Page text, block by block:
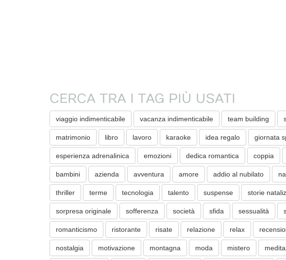
CERCA TRA I TAG PIÙ USATI
viaggio indimenticabile vacanza indimenticabile team building
matrimonio libro lavoro karaoke idea regalo giornata
esperienza adrenalinica emozioni dedica romantica coppia
bambini azienda avventura amore addio al nubilato
thriller terme tecnologia talento suspense storie
sorpresa originale sofferenza società sfida sessualità
romanticismo ristorante risate relazione relax
nostalgia motivazione montagna moda mistero